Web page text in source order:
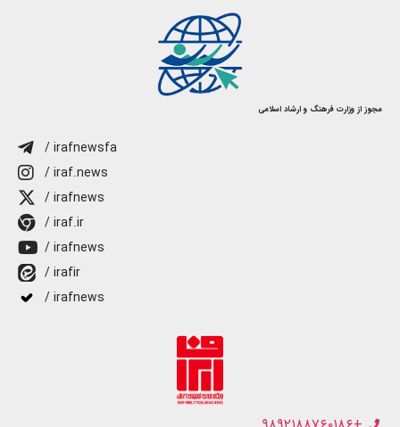
مجوز از وزارت فرهنگ و ارشاد اسلامی
/ irafnewsfa
/ iraf.news
/ irafnews
/ iraf.ir
/ irafnews
/ irafir
/ irafnews